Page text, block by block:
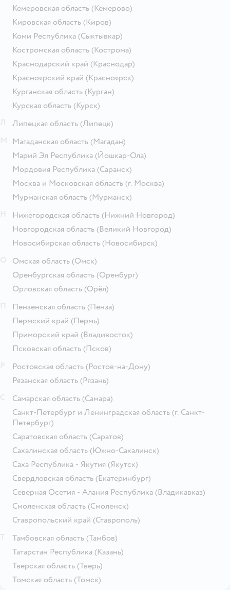
Кемеровская область (Кемерово)
Кировская область (Киров)
Коми Республика (Сыктывкар)
Костромская область (Кострома)
Краснодарский край (Краснодар)
Красноярский край (Красноярск)
Курганская область (Курган)
Курская область (Курск)
Липецкая область (Липецк)
Магаданская область (Магадан)
Марий Эл Республика (Йошкар-Ола)
Мордовия Республика (Саранск)
Москва и Московская область (г. Москва)
Мурманская область (Мурманск)
Нижегородская область (Нижний Новгород)
Новгородская область (Великий Новгород)
Новосибирская область (Новосибирск)
Омская область (Омск)
Оренбургская область (Оренбург)
Орловская область (Орёл)
Пензенская область (Пенза)
Пермский край (Пермь)
Приморский край (Владивосток)
Псковская область (Псков)
Ростовская область (Ростов-на-Дону)
Рязанская область (Рязань)
Самарская область (Самара)
Санкт-Петербург и Ленинградская область (г. Санкт-
Петербург)
Саратовская область (Саратов)
Сахалинская область (Южно-Сахалинск)
Саха Республика - Якутия (Якутск)
Свердловская область (Екатеринбург)
Северная Осетия - Алания Республика (Владикавказ)
Смоленская область (Смоленск)
Ставропольский край (Ставрополь)
Тамбовская область (Тамбов)
Татарстан Республика (Казань)
Тверская область (Тверь)
Томская область (Томск)